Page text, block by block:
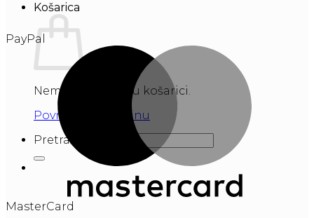
Košarica
Nema proizvoda u košarici.
Povratak u trgovinu
Pretraži:
PayPal
MasterCard